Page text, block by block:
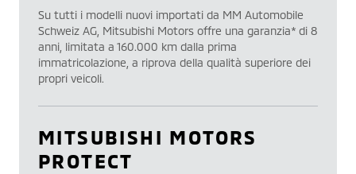
Su tutti i modelli nuovi importati da MM Automobile
Schweiz AG, Mitsubishi Motors offre una garanzia* di 8
anni, limitata a 160.000 km dalla prima
immatricolazione, a riprova della qualità superiore dei
propri veicoli.
MITSUBISHI MOTORS
PROTECT